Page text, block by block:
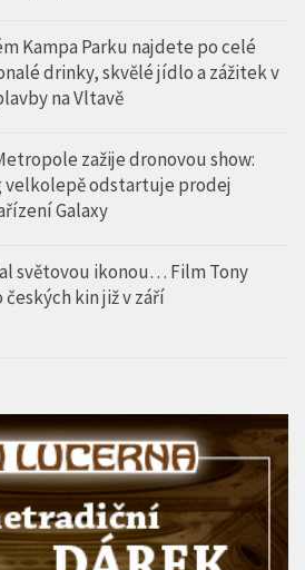
Kampa Parku najdete po celé
drinky, skvělé jídlo a zážitek v
na Vltavě
zažije dronovou show:
velkolepě odstartuje prodej
Galaxy
světovou ikonou… Film Tony
kin již v září